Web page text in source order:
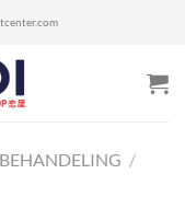
/